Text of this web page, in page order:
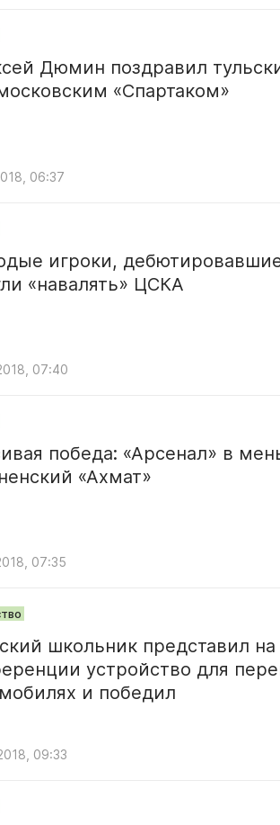
Дюмин поздравил
«Спартаком»
06:37
игроки,
«навалять» ЦСКА
07:40
победа: «Арсенал» в
«Ахмат»
07:35
школьник представил
устройство для
и победил
09:33